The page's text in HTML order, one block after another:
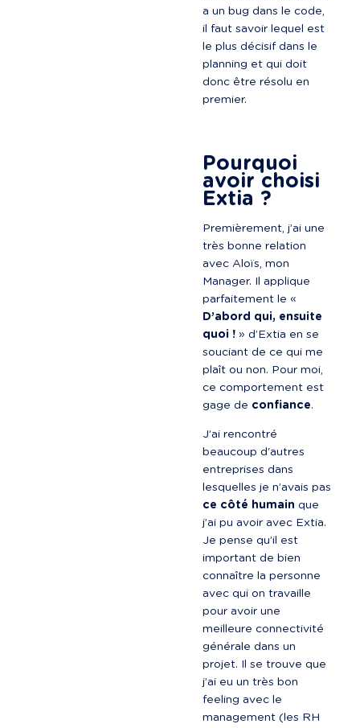
a un bug dans le code,
il faut savoir lequel est
le plus décisif dans le
planning et qui doit
donc être résolu en
premier.
Pourquoi
avoir choisi
Extia ?
Premièrement, j’ai une
très bonne relation
avec Aloïs, mon
Manager. Il applique
parfaitement le «
D’abord qui, ensuite
quoi ! » d’Extia en se
souciant de ce qui me
plaît ou non. Pour moi,
ce comportement est
gage de confiance.
J’ai rencontré
beaucoup d'autres
entreprises dans
lesquelles je n’avais pas
ce côté humain que
j’ai pu avoir avec Extia.
Je pense qu’il est
important de bien
connaître la personne
avec qui on travaille
pour avoir une
meilleure connectivité
générale dans un
projet. Il se trouve que
j’ai eu un très bon
feeling avec le
management (les RH